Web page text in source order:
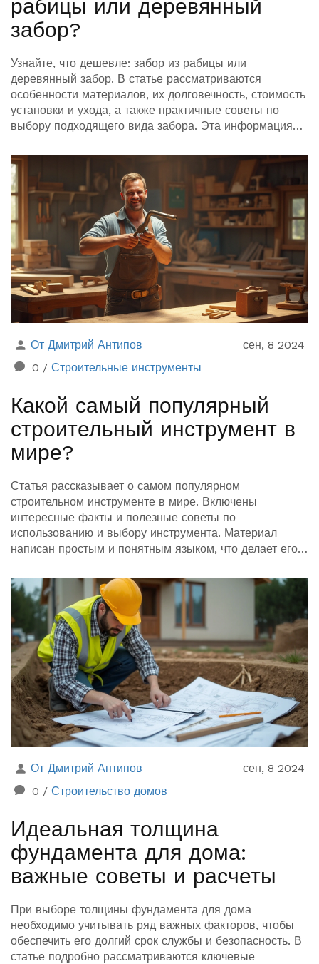
рабицы или деревянный
забор?
Узнайте, что дешевле: забор из рабицы или
деревянный забор. В статье рассматриваются
особенности материалов, их долговечность, стоимость
установки и ухода, а также практичные советы по
выбору подходящего вида забора. Эта информация
установке забора вокруг вашего дома.
От Дмитрий Антипов
сен, 8 2024
0 / Строительные инструменты
Какой самый популярный
строительный инструмент в
мире?
Статья рассказывает о самом популярном
строительном инструменте в мире. Включены
интересные факты и полезные советы по
использованию и выбору инструмента. Материал
написан простым и понятным языком, что делает его
От Дмитрий Антипов
сен, 8 2024
0 / Строительство домов
Идеальная толщина
фундамента для дома:
важные советы и расчеты
При выборе толщины фундамента для дома
необходимо учитывать ряд важных факторов, чтобы
обеспечить его долгий срок службы и безопасность. В
статье подробно рассматриваются ключевые